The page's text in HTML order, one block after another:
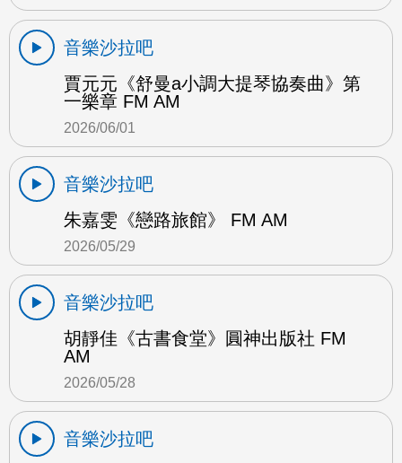
音樂沙拉吧
賈元元《舒曼a小調大提琴協奏曲》第
一樂章 FM AM
2026/06/01
音樂沙拉吧
朱嘉雯《戀路旅館》 FM AM
2026/05/29
音樂沙拉吧
胡靜佳《古書食堂》圓神出版社 FM
AM
2026/05/28
音樂沙拉吧